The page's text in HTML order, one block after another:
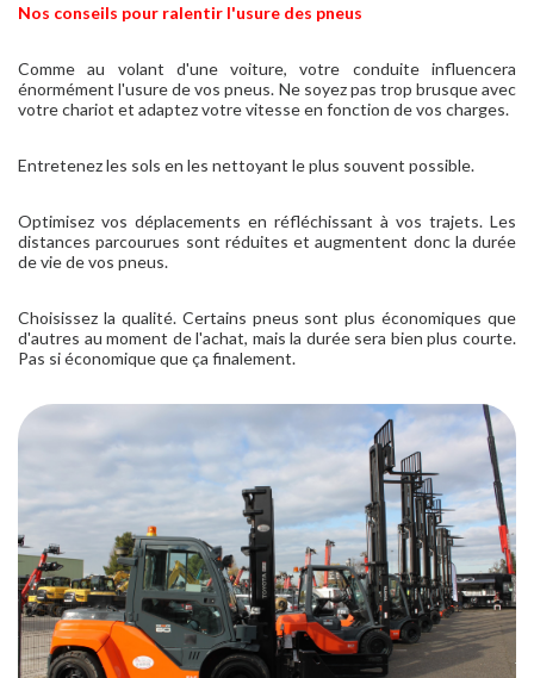
Nos conseils pour ralentir l'usure des pneus
Comme au volant d'une voiture, votre conduite influencera
énormément l'usure de vos pneus. Ne soyez pas trop brusque avec
votre chariot et adaptez votre vitesse en fonction de vos charges.
Entretenez les sols en les nettoyant le plus souvent possible.
Optimisez vos déplacements en réfléchissant à vos trajets. Les
distances parcourues sont réduites et augmentent donc la durée
de vie de vos pneus.
Choisissez la qualité. Certains pneus sont plus économiques que
d'autres au moment de l'achat, mais la durée sera bien plus courte.
Pas si économique que ça finalement.